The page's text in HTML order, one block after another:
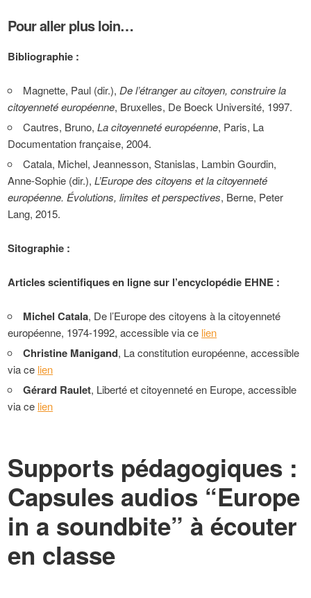
Pour aller plus loin…
Bibliographie :
Magnette, Paul (dir.), De l’étranger au citoyen, construire la
citoyenneté européenne, Bruxelles, De Boeck Université, 1997.
Cautres, Bruno,La citoyenneté européenne, Paris, La
Documentation française, 2004.
Catala, Michel, Jeannesson, Stanislas, Lambin Gourdin,
Anne-Sophie (dir.),L’Europe des citoyens et la citoyenneté
européenne. Évolutions, limites et perspectives, Berne, Peter
Lang, 2015.
Sitographie :
Articles scientifiques en ligne sur l’encyclopédie EHNE :
Michel Catala, De l’Europe des citoyens à la citoyenneté
européenne, 1974-1992, accessible via ce lien
Christine Manigand, La constitution européenne, accessible
via ce lien
Gérard Raulet, Liberté et citoyenneté en Europe, accessible
via ce lien
Supports pédagogiques :
Capsules audios “Europe
in a soundbite” à écouter
en classe